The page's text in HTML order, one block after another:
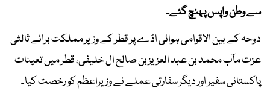
سے وطن واپس پہنچ گئے۔
دوحہ کے بین الاقوامی ہوائی اڈے پر قطر کے وزیر مملکت برائے ثالثی
عزت مآب محمد بن عبد العزیز بن صالح ال خلیفی، قطر میں تعینات
پاکستانی سفیر اور دیگر سفارتی عملے نے وزیراعظم کو رخصت کیا۔